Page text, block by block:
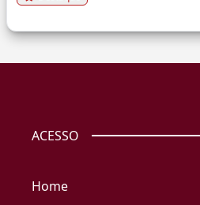
ACESSO
Home